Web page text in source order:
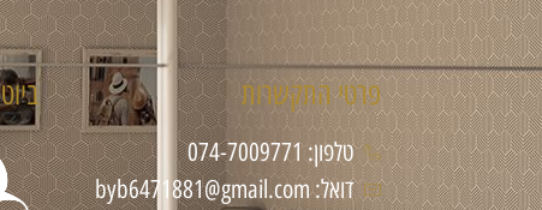
פרטי התקשרות
טלפון: 074-7009771
דואל: byb6471881@gmail.com